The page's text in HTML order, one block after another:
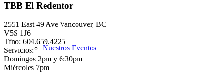
Nuestros Eventos
TBB El Redentor
2551 East 49 Ave|Vancouver, BC
V5S 1J6
Tfno: 604.659.4225
Servicios:
Domingos 2pm y 6:30pm
Miércoles 7pm